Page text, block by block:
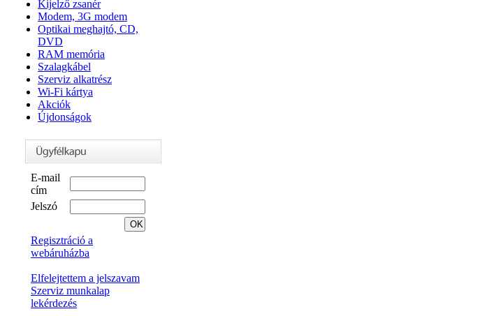
Kijelző zsanér
Modem, 3G modem
Optikai meghajtó, CD,
DVD
RAM memória
Szalagkábel
Szerviz alkatrész
Wi-Fi kártya
Akciók
Újdonságok
E-mail
cím
Jelszó
Regisztráció a
webáruházba
Elfelejtettem a jelszavam
Szerviz munkalap
lekérdezés